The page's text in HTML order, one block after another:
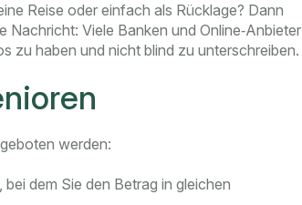
Reise oder einfach als Rücklage? Dann
Viele Banken und Online‑Anbieter
zu haben und nicht blind zu unterschreiben.
werden:
bei dem Sie den Betrag in gleichen